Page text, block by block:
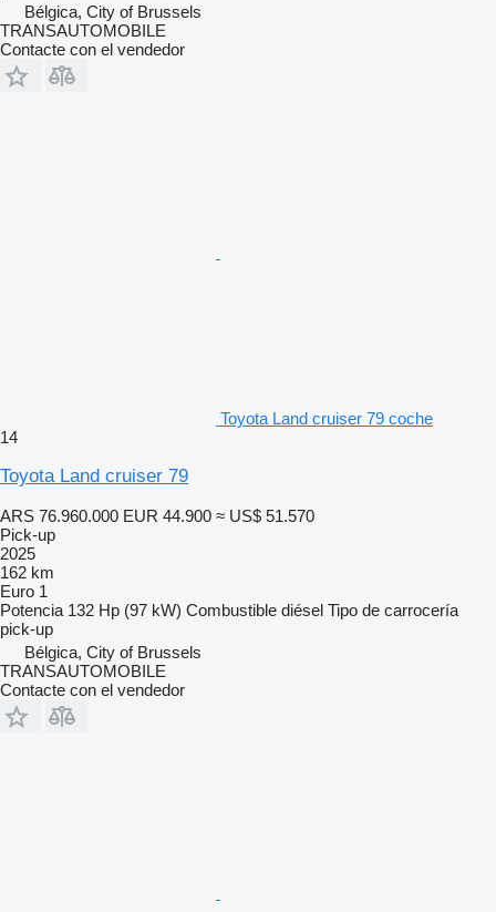
Bélgica, City of Brussels
TRANSAUTOMOBILE
Contacte con el vendedor
Toyota Land cruiser 79 coche
14
Toyota Land cruiser 79
ARS 76.960.000 EUR 44.900 ≈ US$ 51.570
Pick-up
2025
162 km
Euro 1
Potencia 132 Hp (97 kW) Combustible diésel Tipo de carrocería
pick-up
Bélgica, City of Brussels
TRANSAUTOMOBILE
Contacte con el vendedor